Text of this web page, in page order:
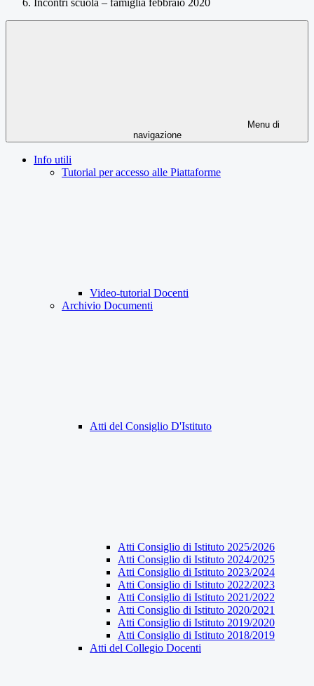
Incontri scuola – famiglia febbraio 2020
Menu di
navigazione
Info utili
Tutorial per accesso alle Piattaforme
Video-tutorial Docenti
Archivio Documenti
Atti del Consiglio D'Istituto
Atti Consiglio di Istituto 2025/2026
Atti Consiglio di Istituto 2024/2025
Atti Consiglio di Istituto 2023/2024
Atti Consiglio di Istituto 2022/2023
Atti Consiglio di Istituto 2021/2022
Atti Consiglio di Istituto 2020/2021
Atti Consiglio di Istituto 2019/2020
Atti Consiglio di Istituto 2018/2019
Atti del Collegio Docenti